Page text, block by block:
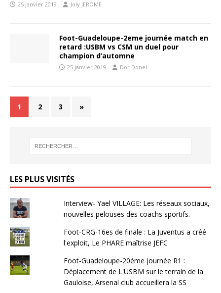
25 janvier 2019 Joly JEROME
Foot-Guadeloupe-2eme journée match en
retard :USBM vs CSM un duel pour
champion d’automne
25 janvier 2019 Dor Donel
1 2 3 »
LES PLUS VISITÉS
Interview- Yael VILLAGE: Les réseaux sociaux,
nouvelles pelouses des coachs sportifs.
Foot-CRG-16es de finale : La Juventus a créé
l'exploit, Le PHARE maîtrise JEFC
Foot-Guadeloupe-20éme journée R1 :
Déplacement de L'USBM sur le terrain de la
Gauloise, Arsenal club accueillera la SS